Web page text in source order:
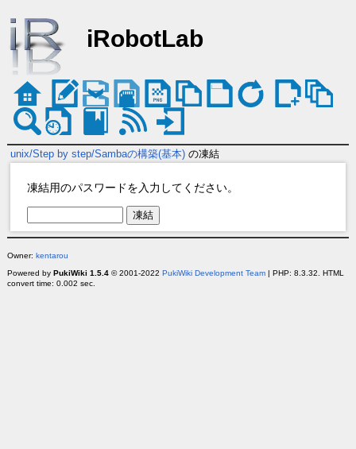
iRobotLab
unix/Step by step/Sambaの構築(基本)の凍結
凍結用のパスワードを入力してください。
Owner: kentarou
Powered by PukiWiki 1.5.4© 2001-2022 PukiWiki Development Team| PHP: 8.3.32. HTML
convert time: 0.002 sec.